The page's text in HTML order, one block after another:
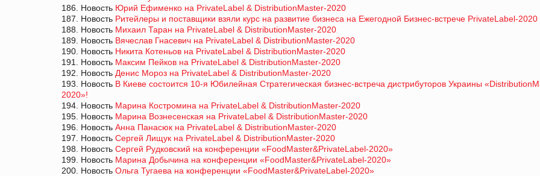
186. Новость Юрий Ефименко на PrivateLabel & DistributionMaster-2020
187. Новость Ритейлеры и поставщики взяли курс на развитие бизнеса на Ежегодной Бизнес-встрече PrivateLabel-2020
188. Новость Михаил Таран на PrivateLabel & DistributionMaster-2020
189. Новость Вячеслав Гнасевич на PrivateLabel & DistributionMaster-2020
190. Новость Никита Котеньов на PrivateLabel & DistributionMaster-2020
191. Новость Максим Пейков на PrivateLabel & DistributionMaster-2020
192. Новость Денис Мороз на PrivateLabel & DistributionMaster-2020
193. Новость В Киеве состоится 10-я Юбилейная Стратегическая бизнес-встреча дистрибуторов Украины
2020»!
194. Новость Марина Костромина на PrivateLabel & DistributionMaster-2020
195. Новость Марина Вознесенская на PrivateLabel & DistributionMaster-2020
196. Новость Анна Панасюк на PrivateLabel & DistributionMaster-2020
197. Новость Сергей Лищук на PrivateLabel & DistributionMaster-2020
198. Новость Сергей Рудковский на конференции «FoodMaster&PrivateLabel-2020»
199. Новость Марина Добычина на конференции «FoodMaster&PrivateLabel-2020»
200. Новость Ольга Тугаева на конференции «FoodMaster&PrivateLabel-2020»